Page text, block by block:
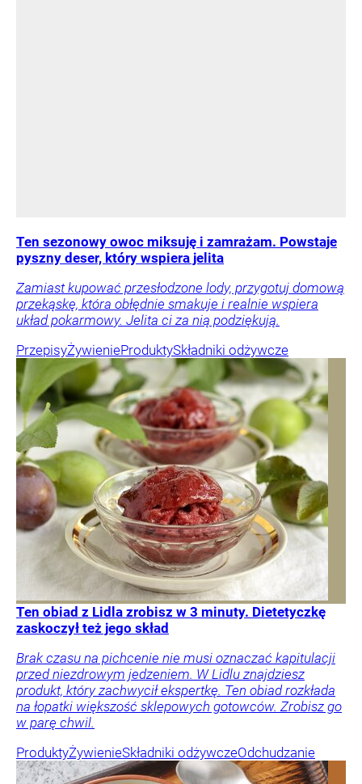
Ten sezonowy owoc miksuję i zamrażam. Powstaje
pyszny deser, który wspiera jelita
Zamiast kupować przesłodzone lody, przygotuj domową
przekąskę, która obłędnie smakuje i realnie wspiera
układ pokarmowy. Jelita ci za nią podziękują.
PrzepisyŻywienieProduktySkładniki odżywcze
Ten obiad z Lidla zrobisz w 3 minuty. Dietetyczkę
zaskoczył też jego skład
Brak czasu na pichcenie nie musi oznaczać kapitulacji
przed niezdrowym jedzeniem. W Lidlu znajdziesz
produkt, który zachwycił ekspertkę. Ten obiad rozkłada
na łopatki większość sklepowych gotowców. Zrobisz go
w parę chwil.
ProduktyŻywienieSkładniki odżywczeOdchudzanie